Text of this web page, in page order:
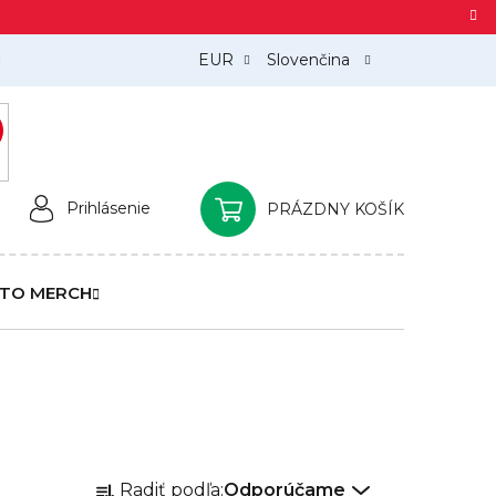
EUR Slovenčina
Prihlásenie
NÁKUPNÝ
PRÁZDNY KOŠÍK
MERCH
R Radiť podľa:Odporúčame